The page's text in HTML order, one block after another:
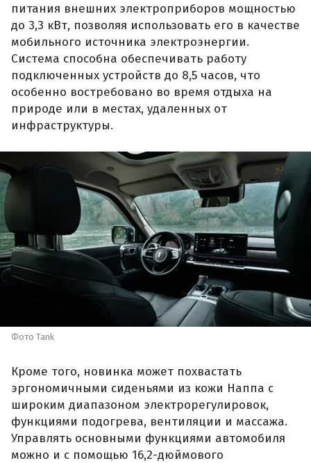
питания внешних электроприборов мощностью
до 3,3 кВт, позволяя использовать его в качестве
мобильного источника электроэнергии.
Система способна обеспечивать работу
подключенных устройств до 8,5 часов, что
особенно востребовано во время отдыха на
природе или в местах, удаленных от
инфраструктуры.
Фото Tank
Кроме того, новинка может похвастать
эргономичными сиденьями из кожи Наппа с
широким диапазоном электрорегулировок,
функциями подогрева, вентиляции и массажа.
Управлять основными функциями автомобиля
можно и с помощью 16,2-дюймового